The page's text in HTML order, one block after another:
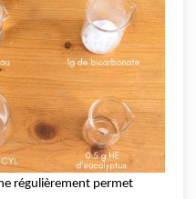
régulièrement permet